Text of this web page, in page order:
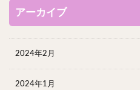
アーカイブ
2024年2月
2024年1月